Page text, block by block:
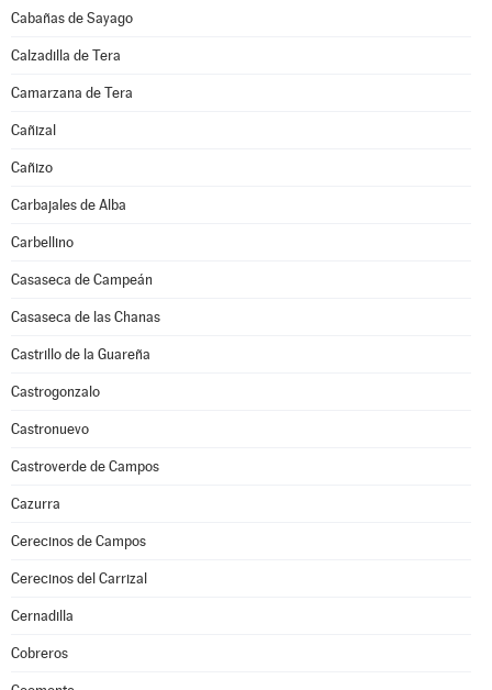
Cabañas de Sayago
Calzadilla de Tera
Camarzana de Tera
Cañizal
Cañizo
Carbajales de Alba
Carbellino
Casaseca de Campeán
Casaseca de las Chanas
Castrillo de la Guareña
Castrogonzalo
Castronuevo
Castroverde de Campos
Cazurra
Cerecinos de Campos
Cerecinos del Carrizal
Cernadilla
Cobreros